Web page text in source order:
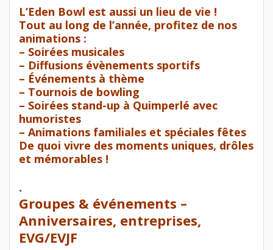
L’Eden Bowl est aussi un lieu de vie !
Tout au long de l’année, profitez de nos
animations :
– Soirées musicales
– Diffusions évènements sportifs
– Événements à thème
– Tournois de bowling
– Soirées stand-up à Quimperlé avec
humoristes
– Animations familiales et spéciales fêtes
De quoi vivre des moments uniques, drôles
et mémorables !
.
Groupes & événements –
Anniversaires, entreprises,
EVG/EVJF